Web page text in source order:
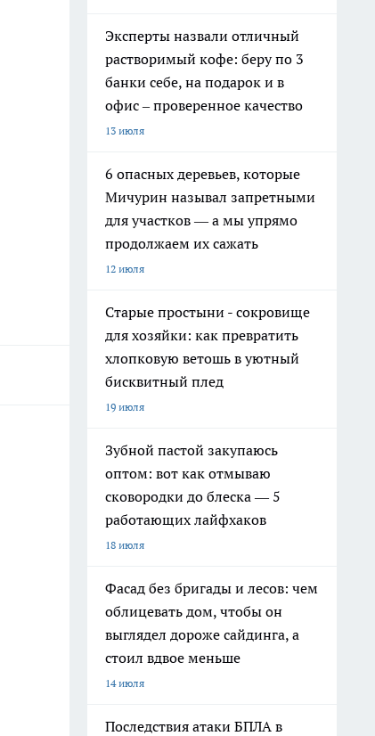
Эксперты назвали отличный
растворимый кофе: беру по 3
банки себе, на подарок и в
офис – проверенное качество
13 июля
6 опасных деревьев, которые
Мичурин называл запретными
для участков — а мы упрямо
продолжаем их сажать
12 июля
Старые простыни - сокровище
для хозяйки: как превратить
хлопковую ветошь в уютный
бисквитный плед
19 июля
Зубной пастой закупаюсь
оптом: вот как отмываю
сковородки до блеска — 5
работающих лайфхаков
18 июля
Фасад без бригады и лесов: чем
облицевать дом, чтобы он
выглядел дороже сайдинга, а
стоил вдвое меньше
14 июля
Последствия атаки БПЛА в